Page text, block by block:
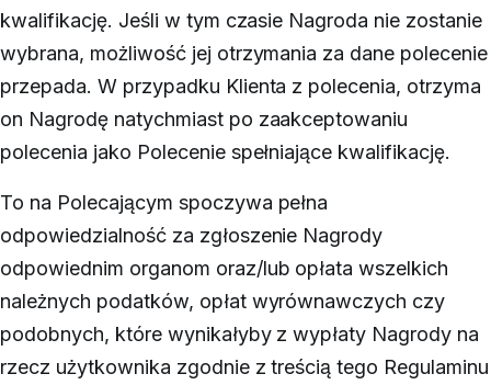
kwalifikację. Jeśli w tym czasie Nagroda nie zostanie
wybrana, możliwość jej otrzymania za dane polecenie
przepada. W przypadku Klienta z polecenia, otrzyma
on Nagrodę natychmiast po zaakceptowaniu
polecenia jako Polecenie spełniające kwalifikację.
To na Polecającym spoczywa pełna
odpowiedzialność za zgłoszenie Nagrody
odpowiednim organom oraz/lub opłata wszelkich
należnych podatków, opłat wyrównawczych czy
podobnych, które wynikałyby z wypłaty Nagrody na
rzecz użytkownika zgodnie z treścią tego Regulaminu